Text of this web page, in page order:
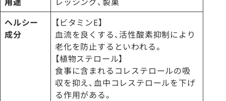
ヘルシー
成分
【ビタミンE】
血流を良くする、活性酸素抑制により
老化を防止するといわれる。
【植物ステロール】
食事に含まれるコレステロールの吸
収を抑え、血中コレステロールを下げ
る作用がある。